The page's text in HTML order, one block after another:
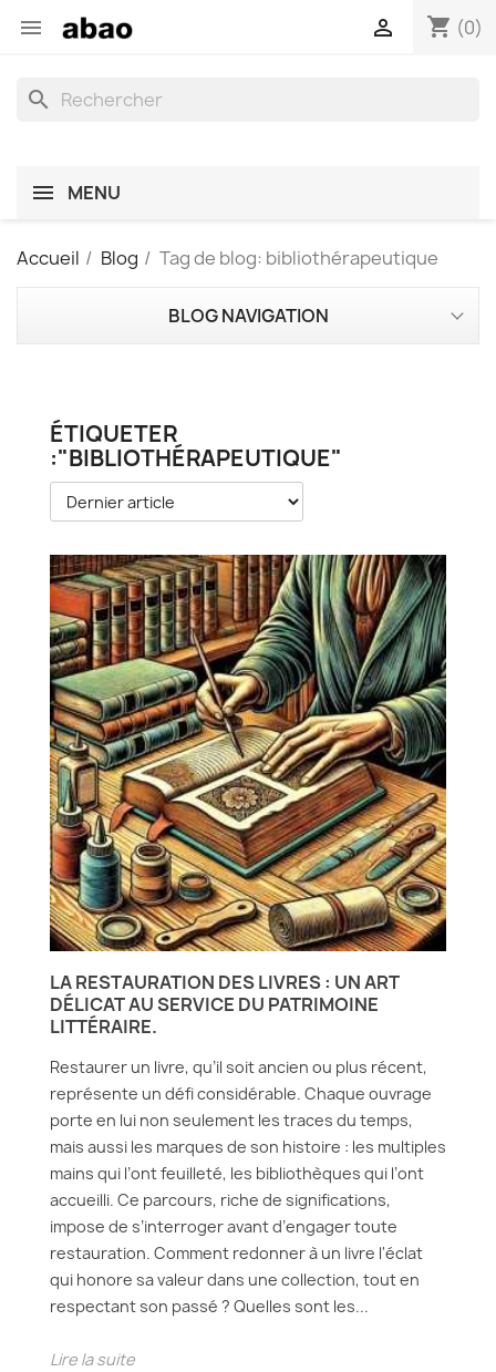
 shopping_cart (0)

search
MENU
Accueil Blog Tag de blog: bibliothérapeutique
BLOG NAVIGATION
ÉTIQUETER
:"BIBLIOTHÉRAPEUTIQUE"
LA RESTAURATION DES LIVRES : UN ART
DÉLICAT AU SERVICE DU PATRIMOINE
LITTÉRAIRE.
Restaurer un livre, qu’il soit ancien ou plus récent,
représente un défi considérable. Chaque ouvrage
porte en lui non seulement les traces du temps,
mais aussi les marques de son histoire : les multiples
mains qui l’ont feuilleté, les bibliothèques qui l’ont
accueilli. Ce parcours, riche de significations,
impose de s’interroger avant d’engager toute
restauration. Comment redonner à un livre l'éclat
qui honore sa valeur dans une collection, tout en
respectant son passé ? Quelles sont les...
Lire la suite